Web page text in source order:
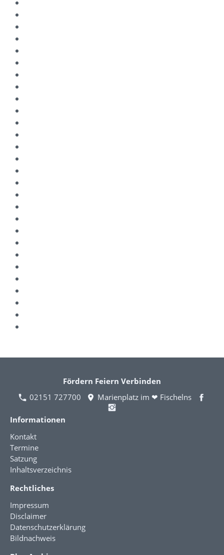
Fördern Feiern Verbinden
02151 727700
Marienplatz im ❤ Fischelns
Informationen
Kontakt
Termine
Satzung
Inhaltsverzeichnis
Rechtliches
Impressum
Disclaimer
Datenschutzerklärung
Bildnachweis